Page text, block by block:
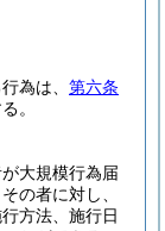
為は、 第六条
。
大規模行為届
の者に対し、
方法、施行日